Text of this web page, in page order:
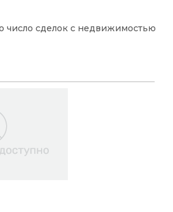
число сделок с недвижимостью